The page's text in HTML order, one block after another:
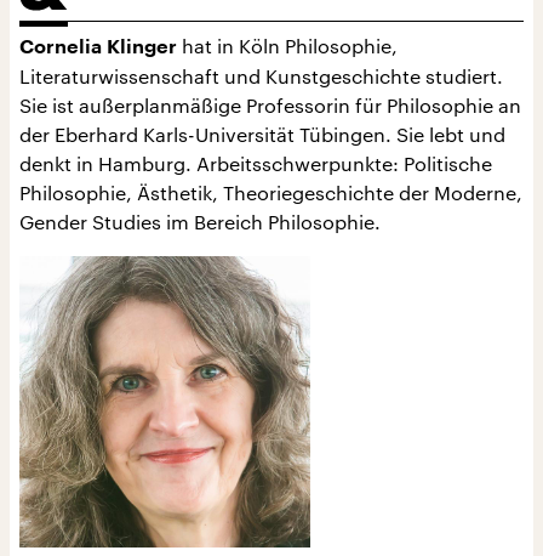
Cornelia Klinger hat in Köln Philosophie,
Literaturwissenschaft und Kunstgeschichte studiert.
Sie ist außerplanmäßige Professorin für Philosophie an
der Eberhard Karls-Universität Tübingen. Sie lebt und
denkt in Hamburg. Arbeitsschwerpunkte: Politische
Philosophie, Ästhetik, Theoriegeschichte der Moderne,
Gender Studies im Bereich Philosophie.